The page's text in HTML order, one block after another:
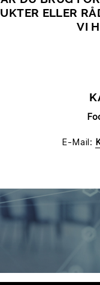
ELLER
VI
E-Mail: